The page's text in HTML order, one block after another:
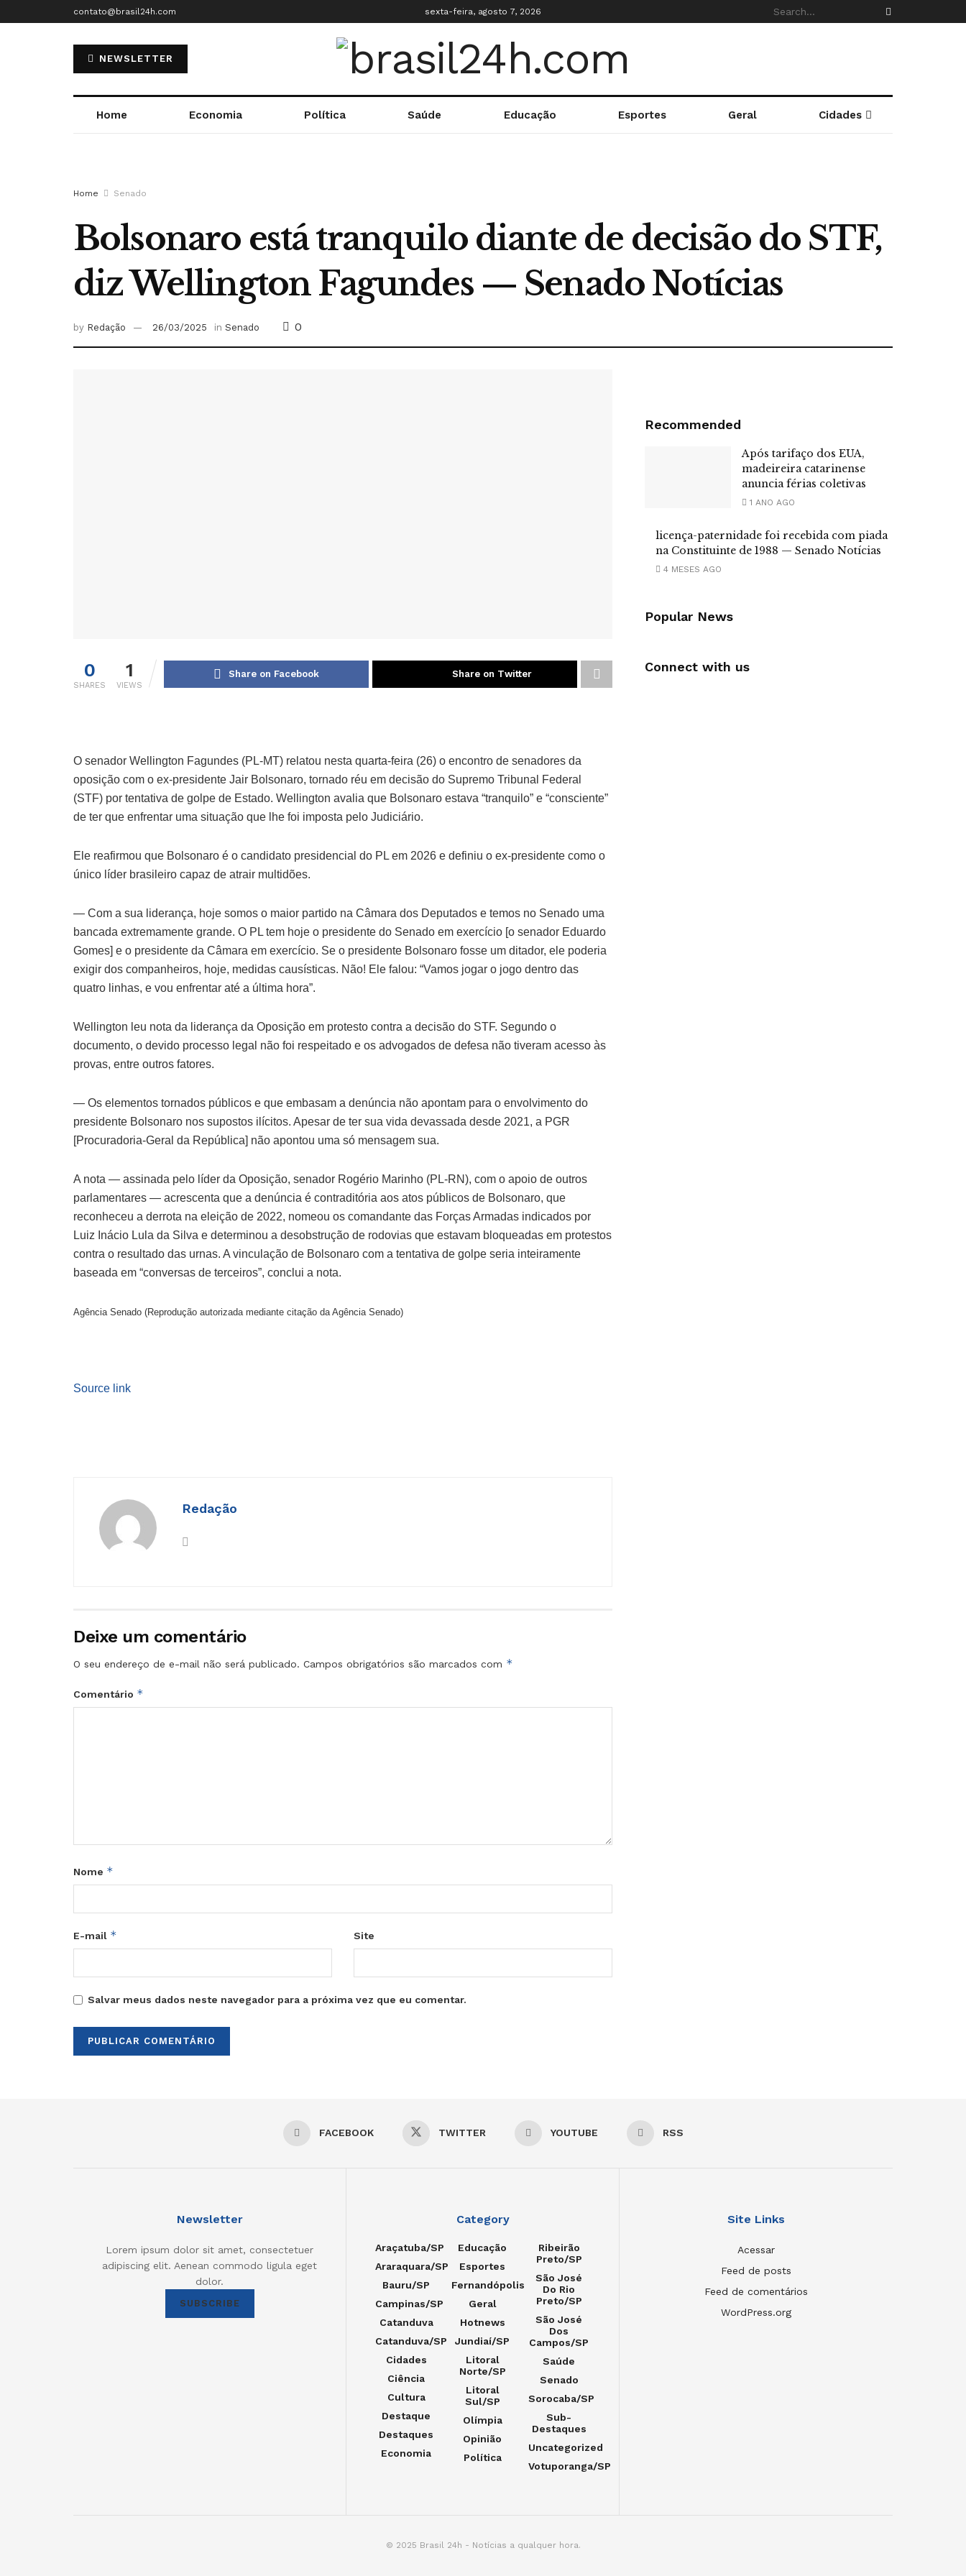
contato@brasil24h.com sexta-feira, agosto 7, 2026
NEWSLETTER
Home Economia Política Saúde Educação Esportes Geral Cidades
Home Senado
Bolsonaro está tranquilo diante de decisão do STF,
diz Wellington Fagundes — Senado Notícias
by Redação 26/03/2025 in Senado 0
0
SHARES
1
VIEWS
Share on Facebook Share on Twitter
O senador Wellington Fagundes (PL-MT) relatou nesta quarta-feira (26) o encontro de senadores da
oposição com o ex-presidente Jair Bolsonaro, tornado réu em decisão do Supremo Tribunal Federal
(STF) por tentativa de golpe de Estado. Wellington avalia que Bolsonaro estava “tranquilo” e “consciente”
de ter que enfrentar uma situação que lhe foi imposta pelo Judiciário.
Ele reafirmou que Bolsonaro é o candidato presidencial do PL em 2026 e definiu o ex-presidente como o
único líder brasileiro capaz de atrair multidões.
— Com a sua liderança, hoje somos o maior partido na Câmara dos Deputados e temos no Senado uma
bancada extremamente grande. O PL tem hoje o presidente do Senado em exercício [o senador Eduardo
Gomes] e o presidente da Câmara em exercício. Se o presidente Bolsonaro fosse um ditador, ele poderia
exigir dos companheiros, hoje, medidas causísticas. Não! Ele falou: “Vamos jogar o jogo dentro das
quatro linhas, e vou enfrentar até a última hora”.
Wellington leu nota da liderança da Oposição em protesto contra a decisão do STF. Segundo o
documento, o devido processo legal não foi respeitado e os advogados de defesa não tiveram acesso às
provas, entre outros fatores.
— Os elementos tornados públicos e que embasam a denúncia não apontam para o envolvimento do
presidente Bolsonaro nos supostos ilícitos. Apesar de ter sua vida devassada desde 2021, a PGR
[Procuradoria-Geral da República] não apontou uma só mensagem sua.
A nota — assinada pelo líder da Oposição, senador Rogério Marinho (PL-RN), com o apoio de outros
parlamentares — acrescenta que a denúncia é contraditória aos atos públicos de Bolsonaro, que
reconheceu a derrota na eleição de 2022, nomeou os comandante das Forças Armadas indicados por
Luiz Inácio Lula da Silva e determinou a desobstrução de rodovias que estavam bloqueadas em protestos
contra o resultado das urnas. A vinculação de Bolsonaro com a tentativa de golpe seria inteiramente
baseada em “conversas de terceiros”, conclui a nota.
Agência Senado (Reprodução autorizada mediante citação da Agência Senado)
Source link
Redação
Deixe um comentário
O seu endereço de e-mail não será publicado. Campos obrigatórios são marcados com *
Comentário *
Nome *
E-mail * Site
Salvar meus dados neste navegador para a próxima vez que eu comentar.
Recommended
Após tarifaço dos EUA,
madeireira catarinense
anuncia férias coletivas
1 ANO AGO
licença-paternidade foi recebida com piada
na Constituinte de 1988 — Senado Notícias
4 MESES AGO
Popular News
Connect with us
FACEBOOK TWITTER YOUTUBE RSS
Newsletter
Lorem ipsum dolor sit amet, consectetuer
adipiscing elit. Aenean commodo ligula eget
dolor.
SUBSCRIBE
Category
Araçatuba/SP
Araraquara/SP
Bauru/SP
Campinas/SP
Catanduva
Catanduva/SP
Cidades
Ciência
Cultura
Destaque
Destaques
Economia
Educação
Esportes
Fernandópolis
Geral
Hotnews
Jundiaí/SP
Litoral
Norte/SP
Litoral
Sul/SP
Olímpia
Opinião
Política
Ribeirão
Preto/SP
São José
Do Rio
Preto/SP
São José
Dos
Campos/SP
Saúde
Senado
Sorocaba/SP
Sub-
Destaques
Uncategorized
Votuporanga/SP
Site Links
Acessar
Feed de posts
Feed de comentários
WordPress.org
© 2025 Brasil 24h - Notícias a qualquer hora.